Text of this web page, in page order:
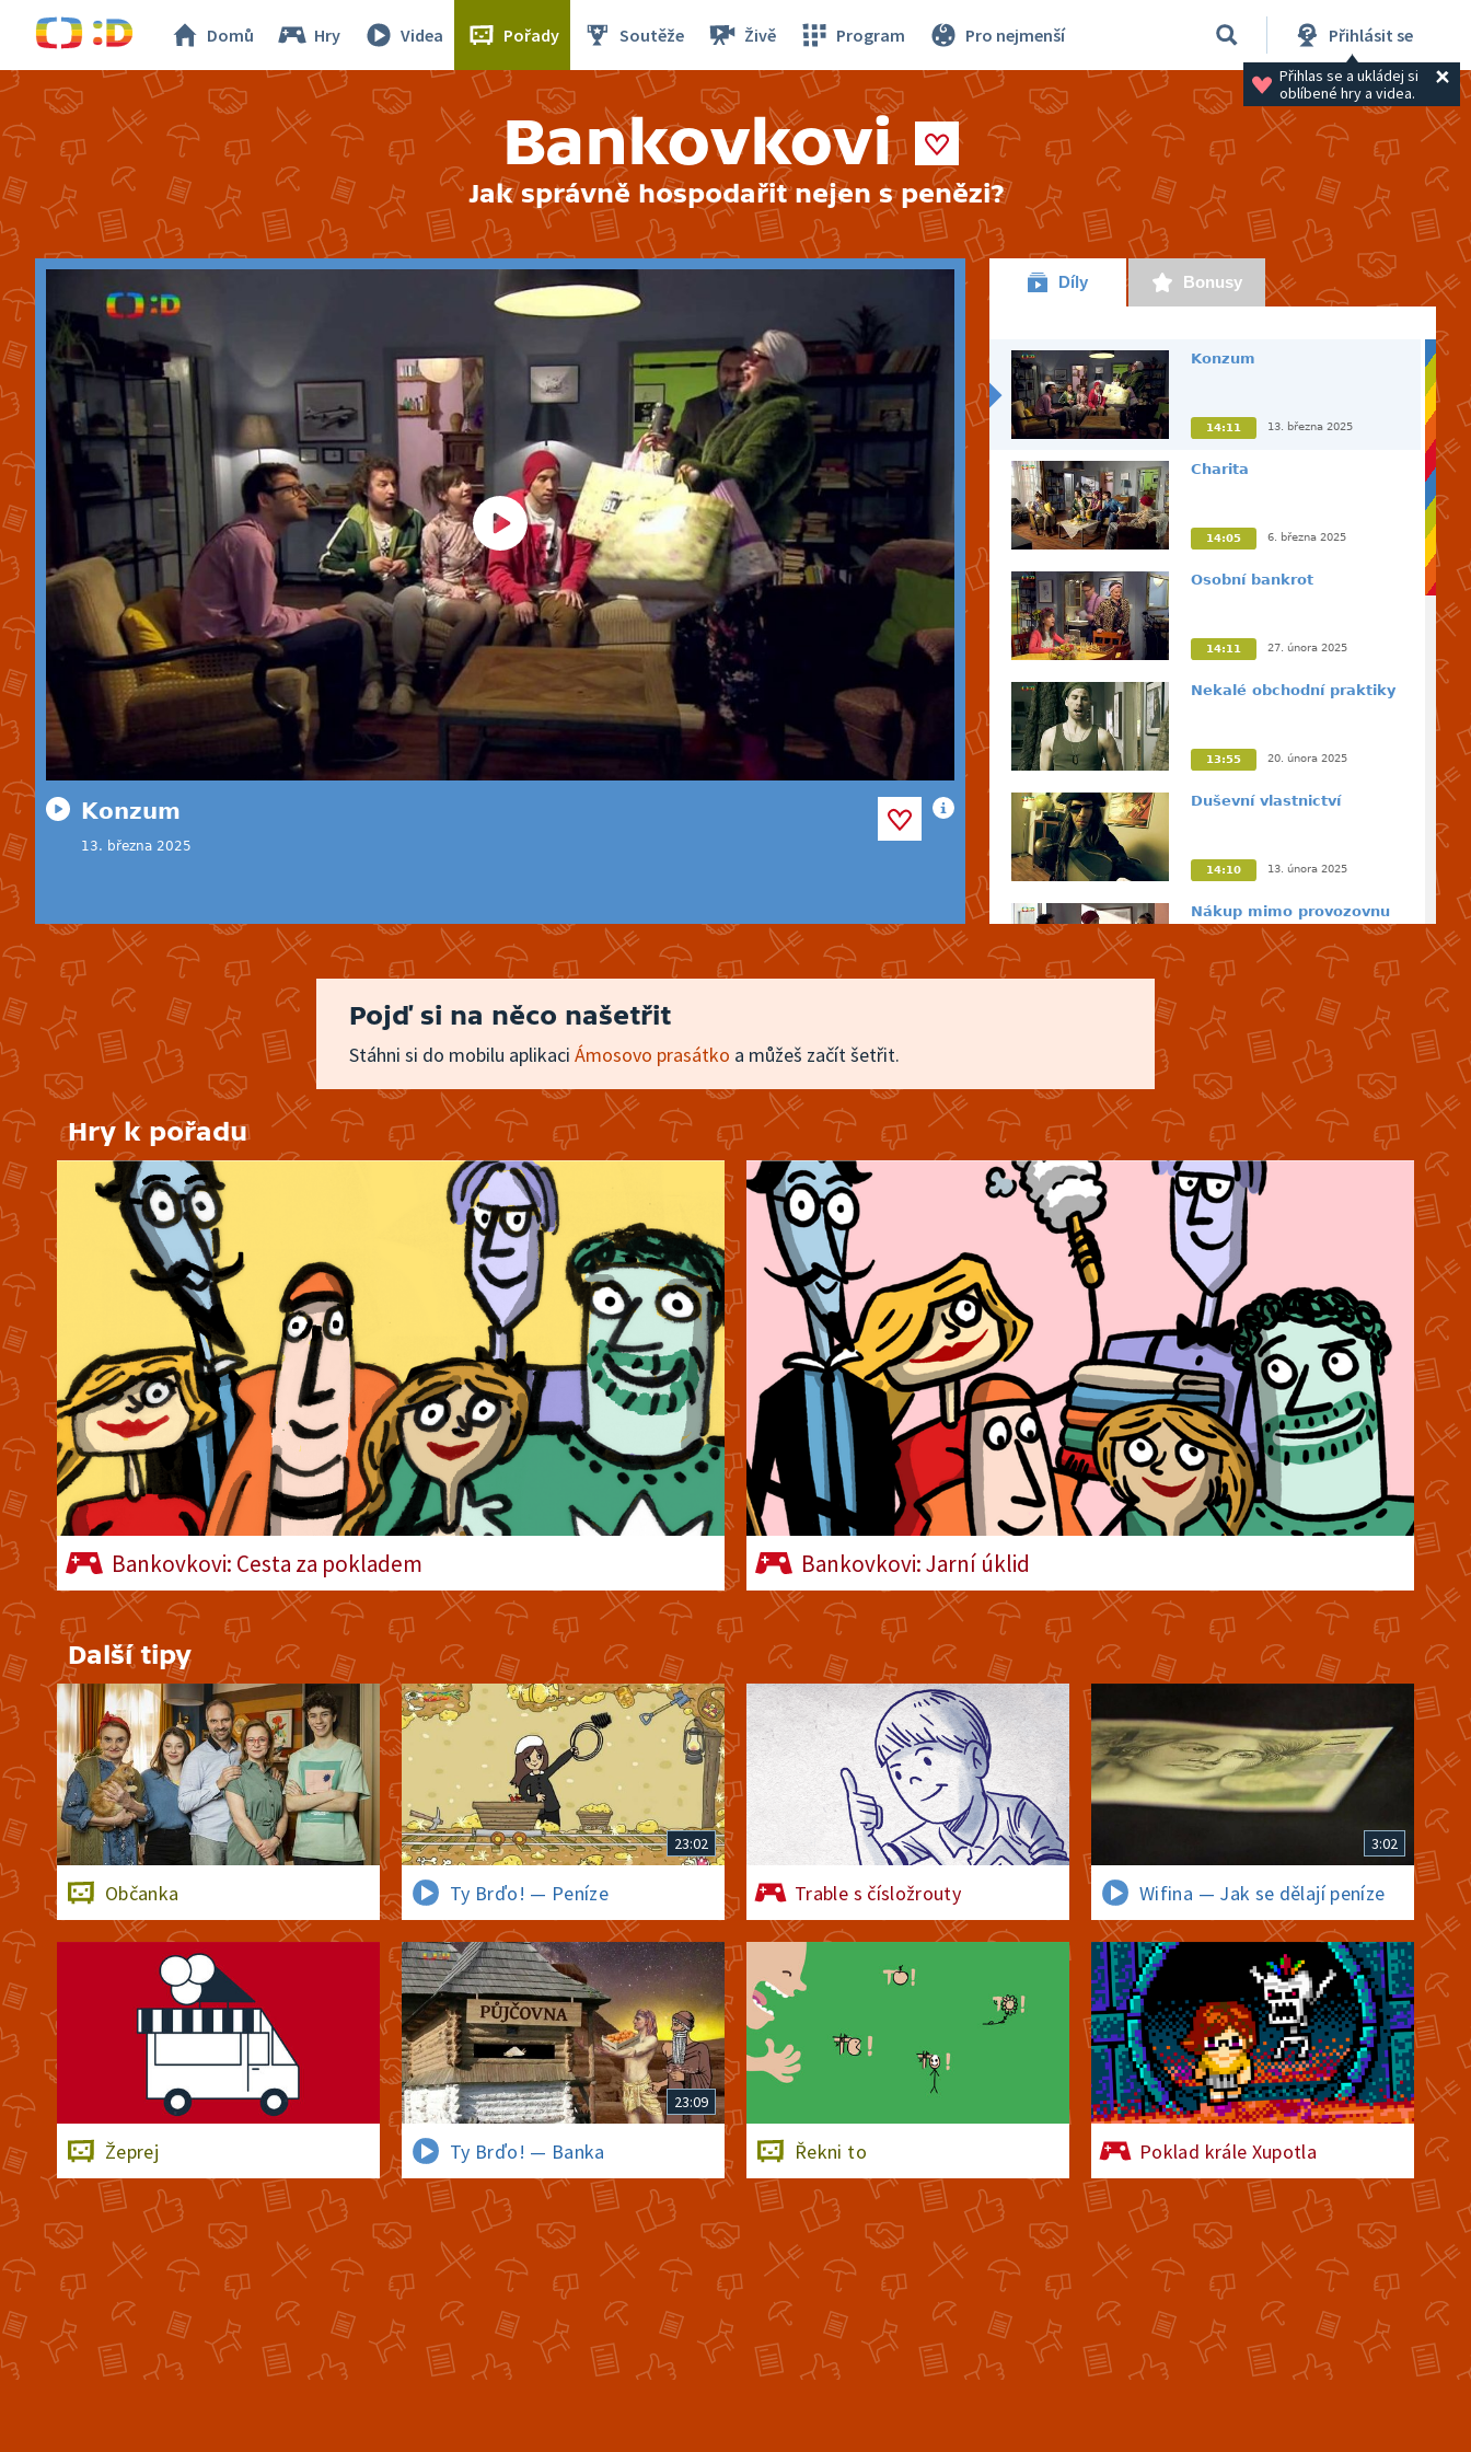
Domů Hry Videa Pořady Soutěže Živě Program Pro nejmenší Přihlásit se
Přihlas se a ukládej si
oblíbené hry a videa.
Bankovkovi
Jak správně hospodařit nejen s penězi?
Konzum
13. března 2025
Díly Bonusy
Konzum
14:11 13. března 2025
Charita
14:05 6. března 2025
Osobní bankrot
14:11 27. února 2025
Nekalé obchodní praktiky
13:55 20. února 2025
Duševní vlastnictví
14:10 13. února 2025
Nákup mimo provozovnu
13:43 6. února 2025
Inflace
14:10
Investice
14:04
Nákup po internetu
14:08 16. ledna 2025
Osobní finanční plán
14:11 9. ledna 2025
Phishing a skimming
14:00 19. prosince 2024
účtu
14:09 12. prosince 2024
Pojď si na něco našetřit
Stáhni si do mobilu aplikaciÁmosovo prasátko a můžeš začít šetřit.
Hry k pořadu
Bankovkovi: Cesta za pokladem Bankovkovi: Jarní úklid
Další tipy
Občanka
23:02
Ty Brďo! — Peníze Trable s čísložrouty
3:02
Wifina — Jak se dělají peníze
Žeprej
23:09
Ty Brďo! — Banka Řekni to Poklad krále Xupotla